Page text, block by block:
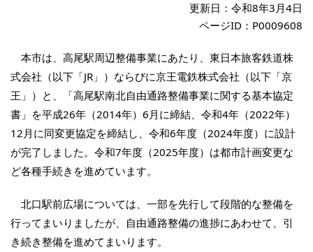
更新日： 令和8年3月4日
ページID：P0009608
本市は、高尾駅周辺整備事業にあたり、東日本旅客鉄道株
式会社（以下「JR」）ならびに京王電鉄株式会社（以下「京
王」）と、「高尾駅南北自由通路整備事業に関する基本協定
書」を平成26年（2014年）6月に締結、令和4年（2022年）
12月に同変更協定を締結し、令和6年度（2024年度）に設計
が完了しました。令和7年度（2025年度）は都市計画変更な
ど各種手続きを進めています。
北口駅前広場については、一部を先行して段階的な整備を
行ってまいりましたが、自由通路整備の進捗にあわせて、引
き続き整備を進めてまいります。